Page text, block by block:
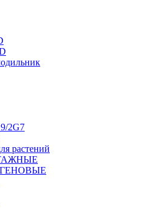
2G7
растений